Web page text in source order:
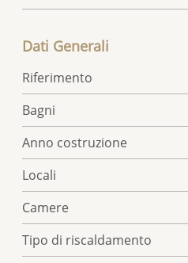
Dati Generali
Riferimento
Bagni
Anno costruzione
Locali
Camere
Tipo di riscaldamento